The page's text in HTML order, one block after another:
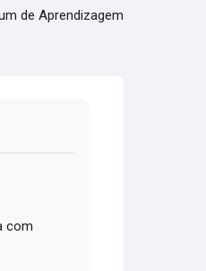
de Aprendizagem
com